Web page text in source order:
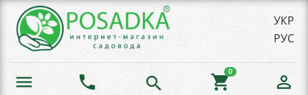
УКР
РУС
menu phone search shopping_cart
0
person_outline